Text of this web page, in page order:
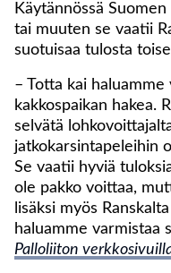
Käytännössä
tai muuten se vaatii
suotuisaa tulosta
– Totta kai
kakkospaikan hakea.
selvätä
jatkokarsintapeleihin
Se vaatii hyviä
ole pakko voittaa,
lisäksi myös
haluamme varmistaa
Palloliiton